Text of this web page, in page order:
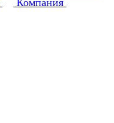
Компания